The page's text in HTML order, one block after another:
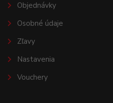
Objednávky
Osobné údaje
Zľavy
Nastavenia
Vouchery